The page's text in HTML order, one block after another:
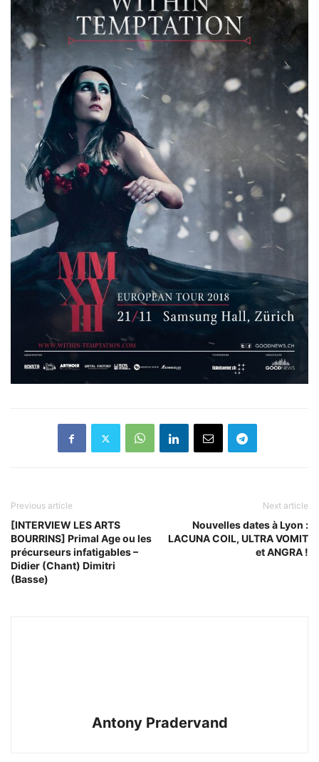
Previous article
[INTERVIEW LES ARTS
BOURRINS] Primal Age ou les
précurseurs infatigables –
Didier (Chant) Dimitri
(Basse)
Next article
Nouvelles dates à Lyon :
LACUNA COIL, ULTRA VOMIT
et ANGRA !
Antony Pradervand